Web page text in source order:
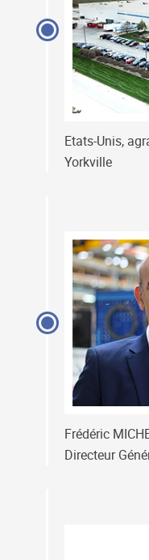
Etats-Unis,
Yorkville
Frédéric
Directeur